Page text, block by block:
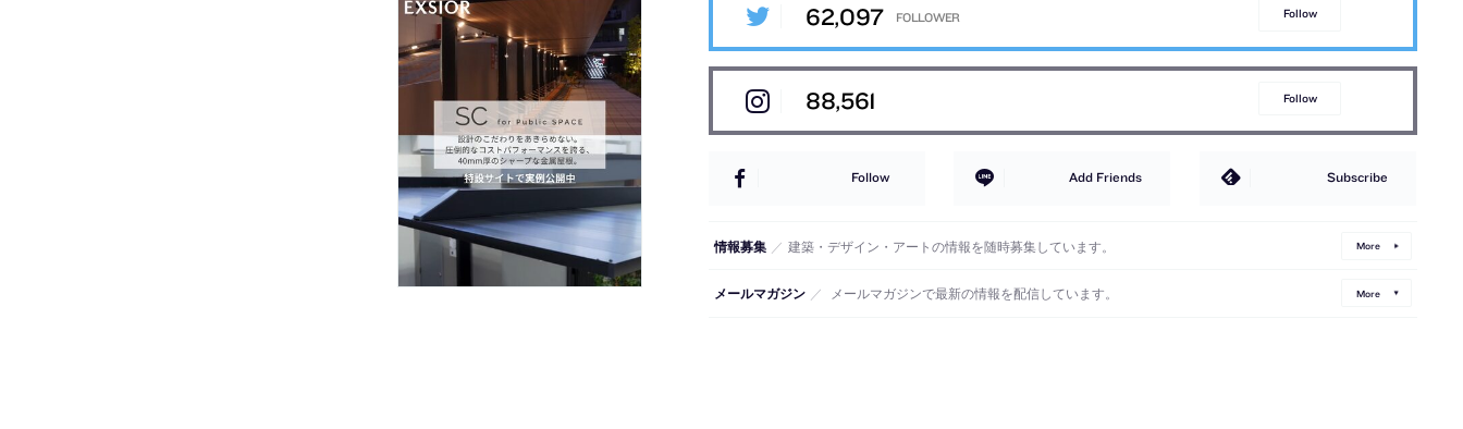
62,097 Follow
88,561 Follow
Follow Add Friends Subscribe
情報募集 ／ 建築・デザイン・アートの情報を随時募集しています。 More
メールマガジン ／ メールマガジンで最新の情報を配信しています。 More